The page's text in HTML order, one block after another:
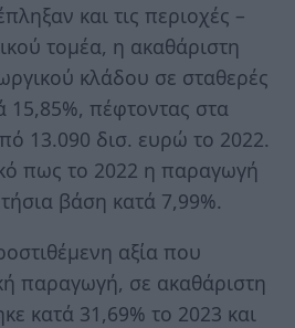
και τις περιοχές –
τομέα, η ακαθάριστη
κλάδου σε σταθερές
15,85%, πέφτοντας στα
13.090 δισ. ευρώ το 2022.
πως το 2022 η παραγωγή
βάση κατά 7,99%.
αξία που
παραγωγή, σε ακαθάριστη
κατά 31,69% το 2023 και